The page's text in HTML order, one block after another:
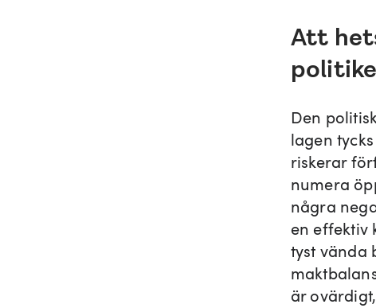
Att
Den
lagen
riskerar
numera
några
en effektiv
tyst vända
är